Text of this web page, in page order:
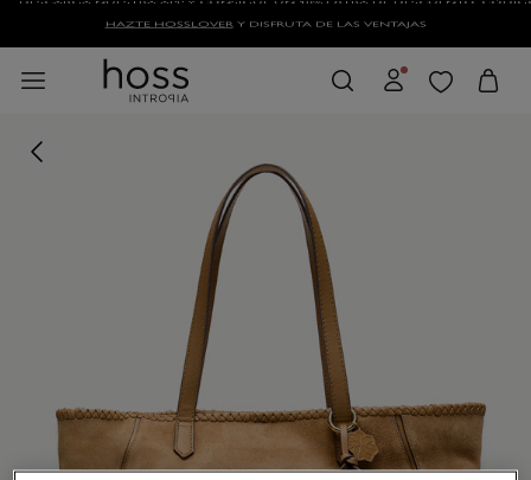
HAZTE HOSSLOVERY DISFRUTA DE LAS VENTAJAS